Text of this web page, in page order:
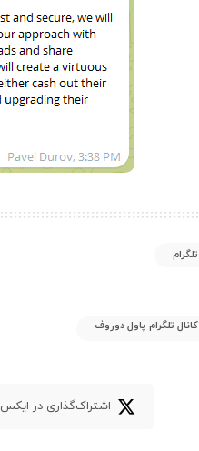
تلگرام
کانال تلگرام پاول دوروف
اشتراک‌گذاری در ایکس